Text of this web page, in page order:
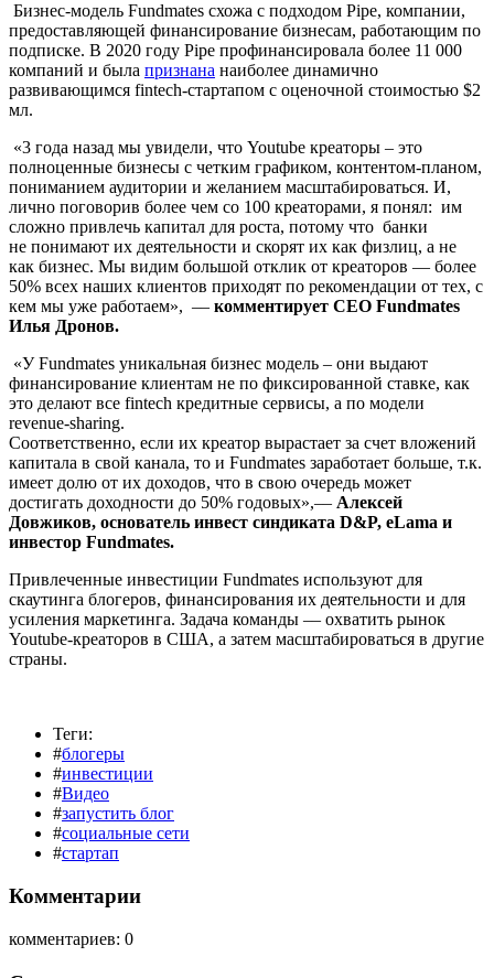
Бизнес-модель Fundmates схожа с подходом Pipe, компании,
предоставляющей финансирование бизнесам, работающим по
подписке. В 2020 году Pipe профинансировала более 11 000
компаний и была признана наиболее динамично
развивающимся fintech-стартапом с оценочной стоимостью $2
мл.
«3 года назад мы увидели, что Youtube креаторы – это
полноценные бизнесы с четким графиком, контентом-планом,
пониманием аудитории и желанием масштабироваться. И,
лично поговорив более чем со 100 креаторами, я понял: им
сложно привлечь капитал для роста, потому что банки
не понимают их деятельности и скорят их как физлиц, а не
как бизнес. Мы видим большой отклик от креаторов — более
50% всех наших клиентов приходят по рекомендации от тех, с
кем мы уже работаем», –– комментирует СЕО Fundmates
Илья Дронов.
«У Fundmates уникальная бизнес модель – они выдают
финансирование клиентам не по фиксированной ставке, как
это делают все fintech кредитные сервисы, а по модели
revenue-sharing.
Соответственно, если их креатор вырастает за счет вложений
капитала в свой канала, то и Fundmates заработает больше, т.к.
имеет долю от их доходов, что в свою очередь может
достигать доходности до 50% годовых»,–– Алексей
Довжиков, основатель инвест синдиката D&P, eLama и
инвестор Fundmates.
Привлеченные инвестиции Fundmates используют для
скаутинга блогеров, финансирования их деятельности и для
усиления маркетинга. Задача команды –– охватить рынок
Youtube-креаторов в США, а затем масштабироваться в другие
страны.
Теги:
#блогеры
#инвестиции
#Видео
#запустить блог
#социальные сети
#стартап
Комментарии
комментариев: 0